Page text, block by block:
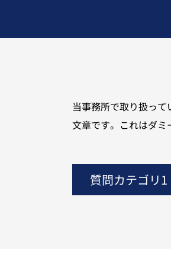
当事務所で取り扱っ
文章です。これはダ
質問カテゴリ1